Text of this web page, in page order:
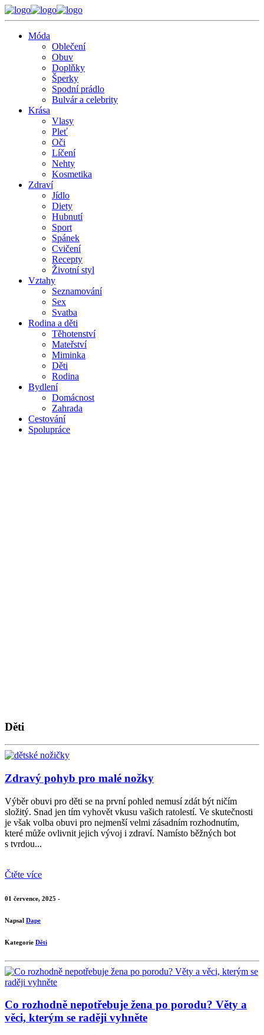
Móda
Oblečení
Obuv
Doplňky
Šperky
Spodní prádlo
Bulvár a celebrity
Krása
Vlasy
Pleť
Oči
Líčení
Nehty
Kosmetika
Zdraví
Jídlo
Diety
Hubnutí
Sport
Spánek
Cvičení
Recepty
Životní styl
Vztahy
Seznamování
Sex
Svatba
Rodina a děti
Těhotenství
Mateřství
Miminka
Děti
Rodina
Bydlení
Domácnost
Zahrada
Cestování
Spolupráce
Děti
Zdravý pohyb pro malé nožky
Výběr obuvi pro děti se na první pohled nemusí zdát být ničím
složitý. Snad jen tím vyhovět vkusu vašich ratolestí. Ve skutečnosti
je však volba obuvi pro nejmenší velmi zásadním rozhodnutím,
které může ovlivnit jejich vývoj i zdraví. Namísto běžných bot
s tvrdou...
Čtěte více
01 července, 2025 -
Napsal Dape
Kategorie Děti
Co rozhodně nepotřebuje žena po porodu? Věty a
věci, kterým se raději vyhněte